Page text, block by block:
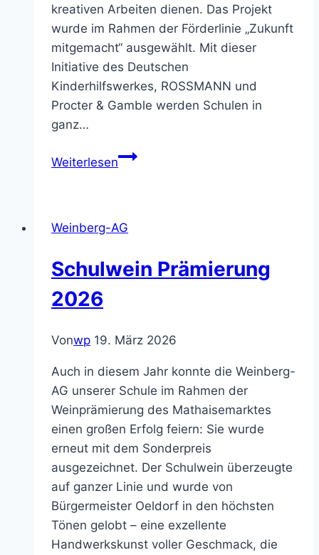
kreativen Arbeiten dienen. Das Projekt
wurde im Rahmen der Förderlinie „Zukunft
mitgemacht“ ausgewählt. Mit dieser
Initiative des Deutschen
Kinderhilfswerkes, ROSSMANN und
Procter & Gamble werden Schulen in
ganz…
WeiterlesenNeuer
der
Realschule
Schüler
bauen
ihr
eigenes
Tonstudio
Weinberg-AG
Schulwein Prämierung
2026
Vonwp 19. März 2026
Auch in diesem Jahr konnte die Weinberg-
AG unserer Schule im Rahmen der
Weinprämierung des Mathaisemarktes
einen großen Erfolg feiern: Sie wurde
erneut mit dem Sonderpreis
ausgezeichnet. Der Schulwein überzeugte
auf ganzer Linie und wurde von
Bürgermeister Oeldorf in den höchsten
Tönen gelobt – eine exzellente
Handwerkskunst voller Geschmack, die